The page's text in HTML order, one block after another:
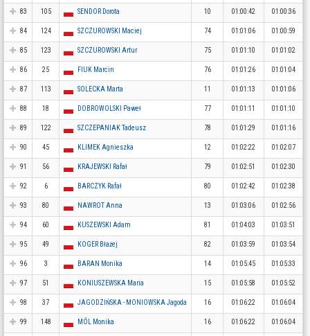
83 105 SENDOR Dorota 10 01:00:42 01:00:36
84 124 SZCZUROWSKI Maciej 74 01:01:06 01:00:59
85 123 SZCZUROWSKI Artur 75 01:01:10 01:01:02
86 25 FIUK Marcin 76 01:01:26 01:01:04
87 113 SOLECKA Marta 11 01:01:13 01:01:06
88 18 DOBROWOLSKI Paweł 77 01:01:11 01:01:10
89 122 SZCZEPANIAK Tadeusz 78 01:01:29 01:01:16
90 45 KLIMEK Agnieszka 12 01:02:22 01:02:07
91 56 KRAJEWSKI Rafał 79 01:02:51 01:02:30
92 6 BARCZYK Rafał 80 01:02:42 01:02:38
93 80 NAWROT Anna 13 01:03:06 01:02:56
94 60 KUSZEWSKI Adam 81 01:04:03 01:03:51
95 49 KOGER Błażej 82 01:03:59 01:03:54
96 3 BARAN Monika 14 01:05:45 01:05:33
97 51 KONIUSZEWSKA Maria 15 01:05:58 01:05:52
98 37 JAGODZIŃSKA - MONIOWSKA Jagoda 16 01:06:22 01:06:04
99 148 MÓL Monika 16 01:06:22 01:06:04